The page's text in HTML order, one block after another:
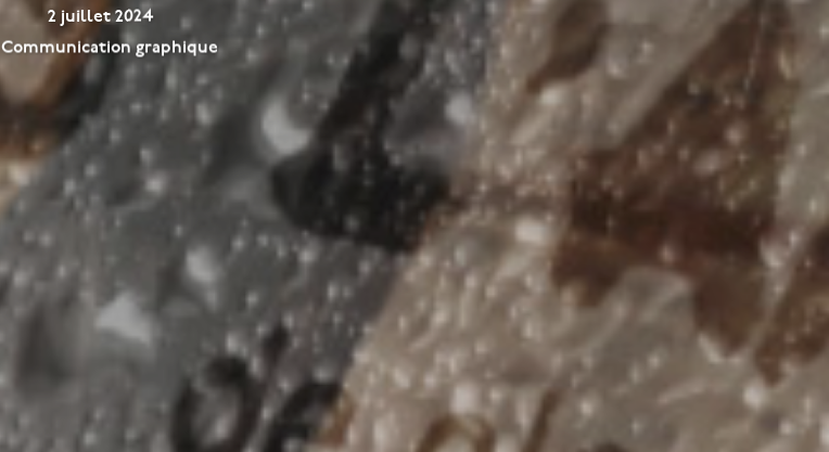
2 juillet 2024
Communication graphique